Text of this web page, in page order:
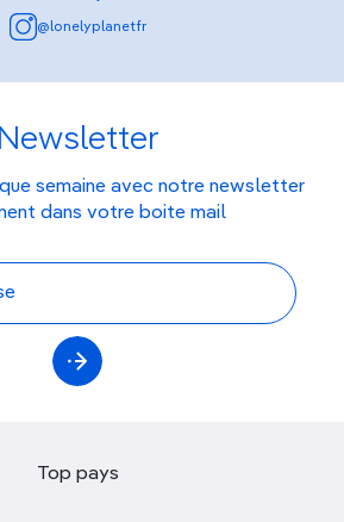
@lonelyplanetfr
Newsletter
semaine avec notre newsletter
dans votre boite mail
Top pays